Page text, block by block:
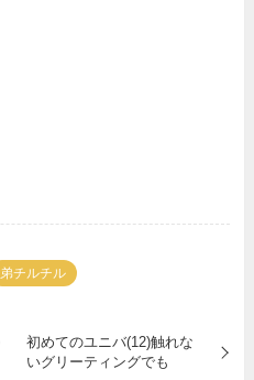
弟チルチル
初めてのユニバ(12)触れな
いグリーティングでも